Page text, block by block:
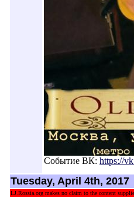
Событие ВК: https://
Tuesday, April 4th, 2017
LJ.Rossia.org makes no claim to the content